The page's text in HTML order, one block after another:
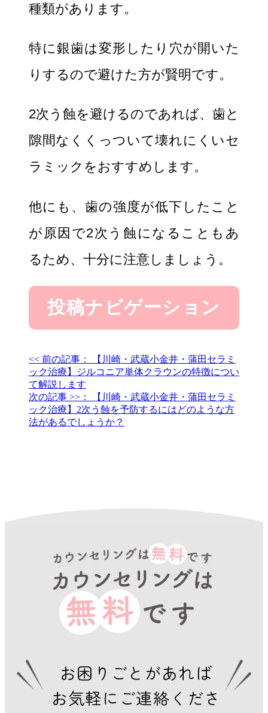
種類があります。
特に銀歯は変形したり穴が開いた
りするので避けた方が賢明です。
2次う蝕を避けるのであれば、歯と
隙間なくくっついて壊れにくいセ
ラミックをおすすめします。
他にも、歯の強度が低下したこと
が原因で2次う蝕になることもあ
るため、十分に注意しましょう。
投稿ナビゲーション
<< 前の記事：
【川崎・武蔵小金井・蒲田セラミ
ック治療】ジルコニア単体クラウンの特徴につい
て解説します
次の記事 >>：
【川崎・武蔵小金井・蒲田セラミ
ック治療】2次う蝕を予防するにはどのような方
法があるでしょうか？
お困りごとがあれば
お気軽にご連絡くださ